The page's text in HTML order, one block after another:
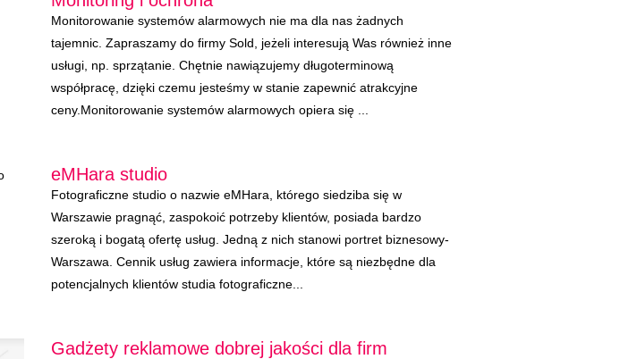
Monitorowanie systemów alarmowych nie ma dla nas żadnych
tajemnic. Zapraszamy do firmy Sold, jeżeli interesują Was również inne
usługi, np. sprzątanie. Chętnie nawiązujemy długoterminową
współpracę, dzięki czemu jesteśmy w stanie zapewnić atrakcyjne
ceny.Monitorowanie systemów alarmowych opiera się ...
eMHara studio
Fotograficzne studio o nazwie eMHara, którego siedziba się w
Warszawie pragnąć, zaspokoić potrzeby klientów, posiada bardzo
szeroką i bogatą ofertę usług. Jedną z nich stanowi portret biznesowy-
Warszawa. Cennik usług zawiera informacje, które są niezbędne dla
potencjalnych klientów studia fotograficzne...
Gadżety reklamowe dobrej jakości dla firm